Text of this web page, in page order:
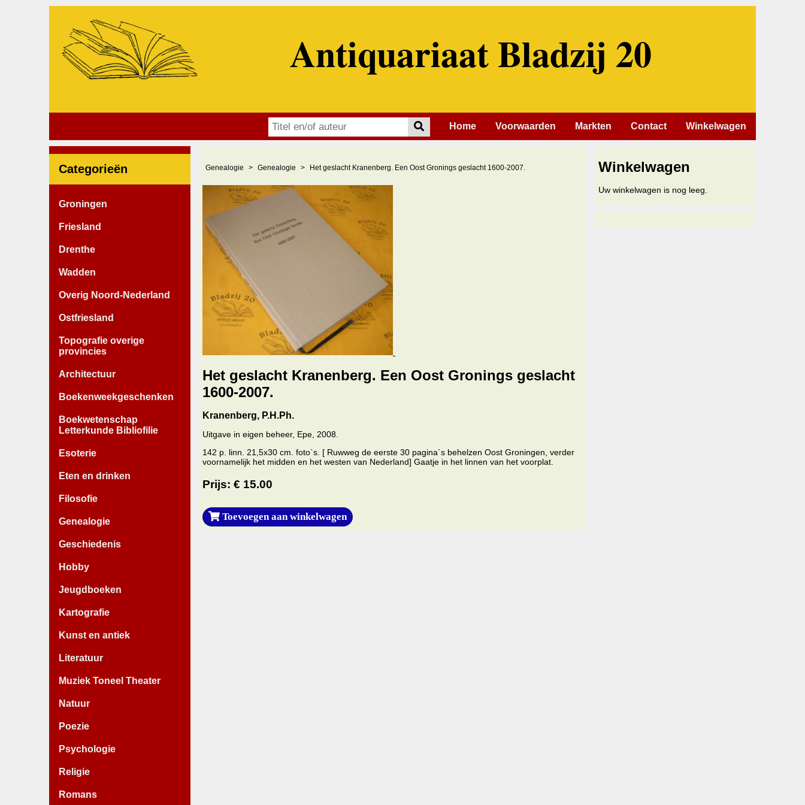
Antiquariaat Bladzij 20
Winkelwagen
Contact
Markten
Voorwaarden
Home
Categorieën
Groningen
Friesland
Drenthe
Wadden
Overig Noord-Nederland
Ostfriesland
Topografie overige
provincies
Architectuur
Boekenweekgeschenken
Boekwetenschap
Letterkunde Bibliofilie
Esoterie
Eten en drinken
Filosofie
Genealogie
Geschiedenis
Hobby
Jeugdboeken
Kartografie
Kunst en antiek
Literatuur
Muziek Toneel Theater
Natuur
Poezie
Psychologie
Religie
Romans
Genealogie Genealogie Het geslacht Kranenberg. Een Oost Gronings geslacht 1600-2007.
Het geslacht Kranenberg. Een Oost Gronings geslacht
1600-2007.
Kranenberg, P.H.Ph.
Uitgave in eigen beheer, Epe, 2008.
142 p. linn. 21,5x30 cm. foto`s. [ Ruwweg de eerste 30 pagina`s behelzen Oost Groningen, verder
voornamelijk het midden en het westen van Nederland] Gaatje in het linnen van het voorplat.
Prijs: € 15.00
Toevoegen aan winkelwagen
Winkelwagen
Uw winkelwagen is nog leeg.